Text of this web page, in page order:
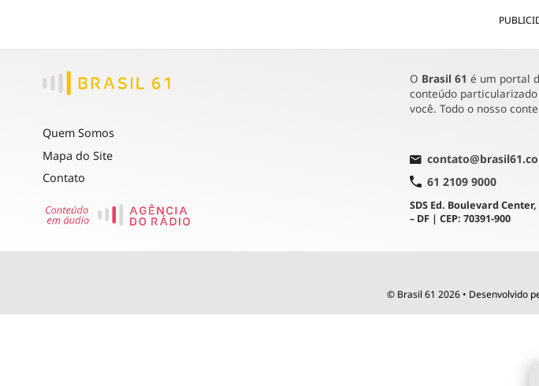
Quem Somos
Mapa do Site
Contato
O Brasil 61 é um portal
conteúdo
você. Todo o nosso
61 2109 9000
SDS Ed. Boulevard
– DF | CEP: 70391-900
© Brasil 61 2026 • Desenvolvido